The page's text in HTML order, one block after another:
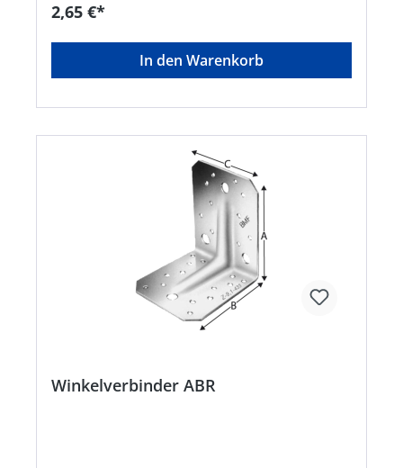
2,65 €*
In den Warenkorb
Winkelverbinder ABR